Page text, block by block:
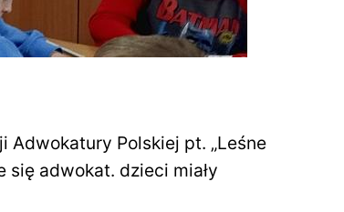
Polskiej pt. „Leśne
się adwokat. dzieci miały